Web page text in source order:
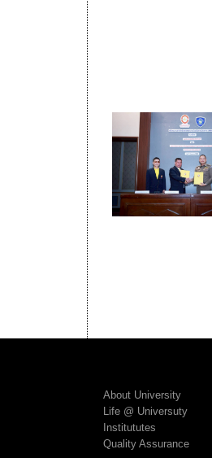
About University
Life @ Universuty
Institututes
Quality Assurance